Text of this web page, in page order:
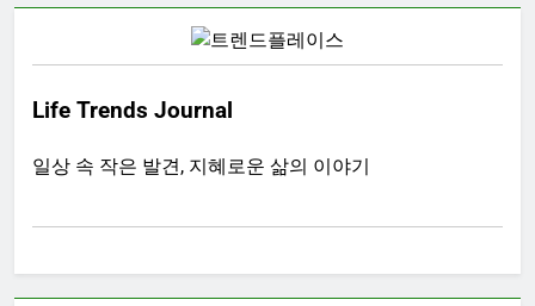
Life Trends Journal
일상 속 작은 발견, 지혜로운 삶의 이야기